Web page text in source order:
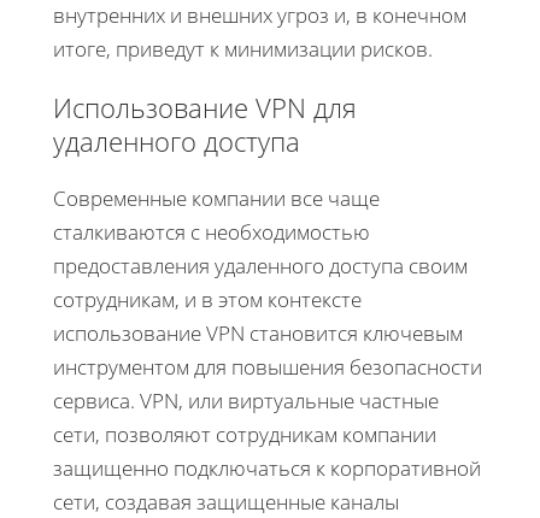
внутренних и внешних угроз и, в конечном
итоге, приведут к минимизации рисков.
Использование VPN для
удаленного доступа
Современные компании все чаще
сталкиваются с необходимостью
предоставления удаленного доступа своим
сотрудникам, и в этом контексте
использование VPN становится ключевым
инструментом для повышения безопасности
сервиса. VPN, или виртуальные частные
сети, позволяют сотрудникам компании
защищенно подключаться к корпоративной
сети, создавая защищенные каналы